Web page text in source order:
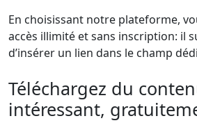
En choisissant notre plateforme,
accès illimité et sans inscription: il
d’insérer un lien dans le champ
Téléchargez du
intéressant,